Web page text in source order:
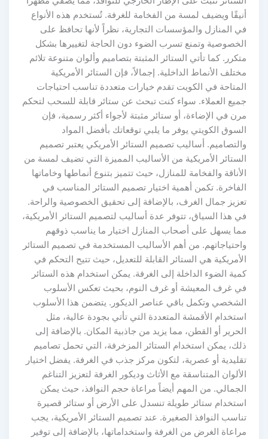
أنيقًا ويضيف لمسة من الفخامة للغرفة. تُستخدم هذه الأنواع
في المنازل والمؤسسات التجارية، نظراً لأنها تحافظ على
الخصوصية وتمنع تسرب الضوء دون الحاجة لتغييرها بشكل
متكرر. كما تأتي الستائر المثبتة بتصاميم وألوان متنوعة تلائم
مختلف الأنماط الداخلية. إجمالاً، فإن الستائر الأمريكية
المتاحة في الكويت تقدم خيارات متعددة تناسب احتياجات
جميع العملاء. سواء كنت تبحث عن ستائر قابلة للسحب لتحكم
مرن في الإضاءة، أو ستائر مثبتة لأجواء أكثر رسمية، فإن
السوق الكويتي يوفر ما يلبي توقعاتك بأفضل المواد
والتصاميم. أساليب تصميم الستائر الأمريكي يعتبر تصميم
الستائر الأمريكية من الأساليب المميزة التي تضيف لمسة من
الأناقة والفخامة للمنازل، حيث تتميز بتنوع أنماطها وخاماتها
الفاخرة. تكمن أهمية اختيار تصميم الستائر المناسب في
تعزيز جمال الغرف، بالإضافة إلى تحقيق الخصوصية والراحة.
في هذا السياق، تتوفر عدة أساليب لتصميم الستائر الأمريكية،
مما يسهل على أصحاب المنازل اختيار ما يناسب ذوقهم
واحتياجاتهم. من أهم الأساليب المستخدمة في تصميم الستائر
الأمريكية هي الستائر القابلة للتعديل، حيث تتيح التحكم في
كمية الضوء الداخلة إلى الغرفة. يمكن استخدام هذه الستائر
في غرف المعيشة أو غرف النوم، بحيث تعكس الأسلوب
الشخصي وتكمل باقي عناصر الديكور. يتضمن هذا الأسلوب
استخدام الأقمشة المتعددة التي تأتي بجودة عالية، مثل
الحرير أو القطن، مما يزيد من جاذبية المكان. بالإضافة إلى
ذلك، يمكن استخدام الستائر المزخرفة، التي تحمل تصاميم
تقليدية أو عصرية، لتكون مركز جذب في الغرفة. يفضل اختيار
الألوان المتناسقة مع الأثاث وديكور الغرفة لتعزيز التناغم
الجمالي. من المهم أيضاً مراعاة حجم النوافذ، حيث يمكن
استخدام ستائر طويلة تنسدل على الأرض أو ستائر قصيرة
تناسب النوافذ الصغيرة. عند تصميم الستائر الأمريكية، يجب
مراعاة الغرض من الغرفة واستخداماتها، بالإضافة إلى توفير